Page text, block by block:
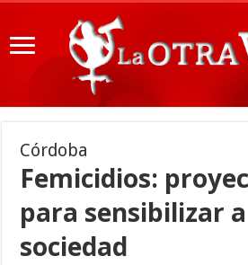
Córdoba
Femicidios:
para sensibilizar
sociedad